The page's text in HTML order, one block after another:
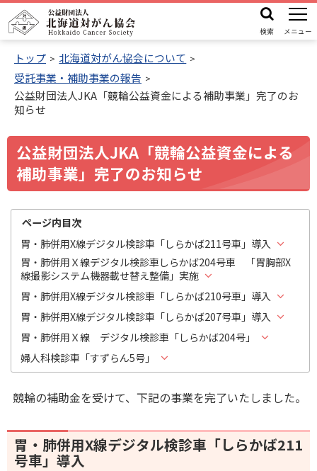
文
ー
益
財
団
法
北
海
道
対
ん
協
会
メ
ー
検索 メニュー
トップ
北海道対がん協会について
受託事業・補助事業の報告
公益財団法人JKA「競輪公益資金による補助事業」完了のお
知らせ
公益財団法人JKA「競輪公益資金による
補助事業」完了のお知らせ
ページ内目次
胃・肺併用X線デジタル検診車「しらかば211号車」導入
胃・肺併用Ｘ線デジタル検診車しらかば204号車 「胃胸部X
線撮影システム機器載せ替え整備」実施
胃・肺併用X線デジタル検診車「しらかば210号車」導入
胃・肺併用X線デジタル検診車「しらかば207号車」導入
胃・肺併用Ｘ線 デジタル検診車「しらかば204号」
婦人科検診車「すずらん5号」
競輪の補助金を受けて、下記の事業を完了いたしました。
胃・肺併用X線デジタル検診車「しらかば211
号車」導入